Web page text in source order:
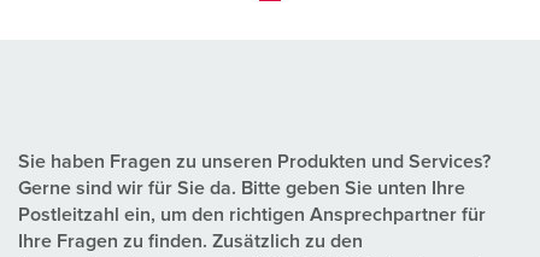
Sie haben Fragen zu unseren Produkten und Services?
Gerne sind wir für Sie da. Bitte geben Sie unten Ihre
Postleitzahl ein, um den richtigen Ansprechpartner für
Ihre Fragen zu finden. Zusätzlich zu den